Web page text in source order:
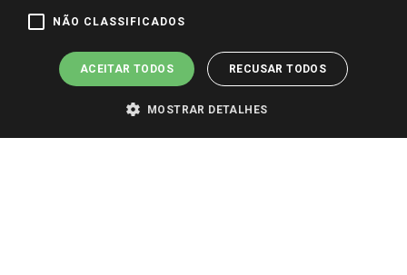
Pagamento e Segurança
NÃO CLASSIFICADOS
ACEITAR TODOS RECUSAR TODOS
MOSTRAR DETALHES